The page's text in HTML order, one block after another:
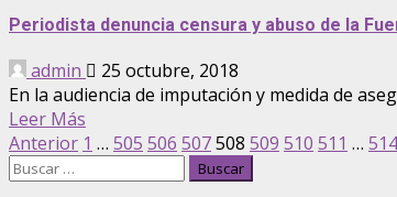
Periodista denuncia censura y abuso de la
admin
25 octubre, 2018
En la audiencia de imputación y medida de
Leer Más
Paginación
de
Anterior 1 … 505 506 507508 509 510 511 … 514
Buscar: